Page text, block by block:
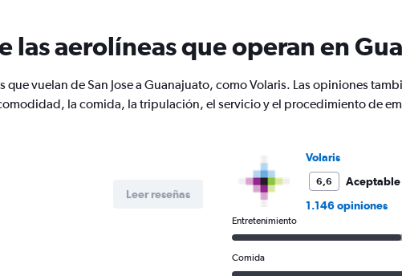
chart
has
Y
axis
las aerolíneas que operan en
que vuelan de San Jose a Guanajuato, como Volaris. Las opiniones
la comida, la tripulación, el servicio y el procedimiento de
Leer reseñas
Volaris
6,6
Aceptable
1.146 opiniones
Entretenimiento
Comida